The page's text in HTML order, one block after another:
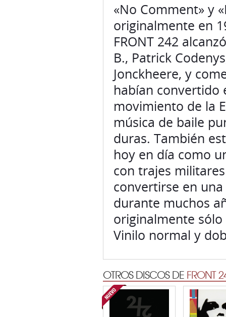
«No Comment» y
originalmente en
FRONT 242
B., Patrick
Jonckheere, y
habían convertido
movimiento de la
música de baile
duras. También
hoy en día como
con trajes
convertirse en
durante muchos
originalmente
Vinilo normal y
OTROS DISCOS DE FRONT